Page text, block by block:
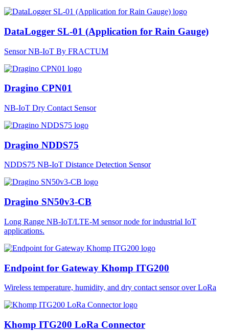
DataLogger SL-01 (Application for Rain Gauge)
Sensor NB-IoT By FRACTUM
Dragino CPN01
NB-IoT Dry Contact Sensor
Dragino NDDS75
NDDS75 NB-IoT Distance Detection Sensor
Dragino SN50v3-CB
Long Range NB-IoT/LTE-M sensor node for industrial IoT
applications.
Endpoint for Gateway Khomp ITG200
Wireless temperature, humidity, and dry contact sensor over LoRa
Khomp ITG200 LoRa Connector